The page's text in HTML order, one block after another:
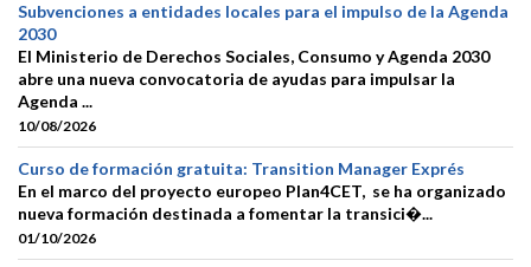
Subvenciones a entidades locales para el impulso de la Agenda
2030
El Ministerio de Derechos Sociales, Consumo y Agenda 2030
abre una nueva convocatoria de ayudas para impulsar la
Agenda ...
10/08/2026
Curso de formación gratuita: Transition Manager Exprés
En el marco del proyecto europeo Plan4CET, se ha organizado
nueva formación destinada a fomentar la transici�...
01/10/2026